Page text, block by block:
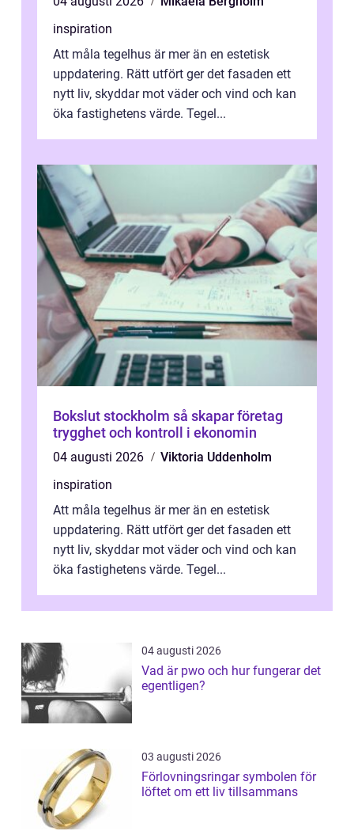
inspiration
Att måla tegelhus är mer än en estetisk
uppdatering. Rätt utfört ger det fasaden ett
nytt liv, skyddar mot väder och vind och kan
öka fastighetens värde. Tegel...
Bokslut stockholm så skapar företag
trygghet och kontroll i ekonomin
04 augusti 2026
Viktoria Uddenholm
inspiration
Att måla tegelhus är mer än en estetisk
uppdatering. Rätt utfört ger det fasaden ett
nytt liv, skyddar mot väder och vind och kan
öka fastighetens värde. Tegel...
04 augusti 2026
Vad är pwo och hur fungerar det
egentligen?
03 augusti 2026
Förlovningsringar symbolen för
löftet om ett liv tillsammans